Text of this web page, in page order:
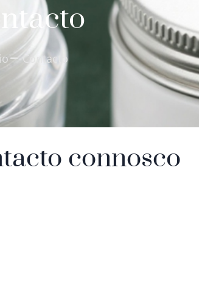
Contacto
connosco